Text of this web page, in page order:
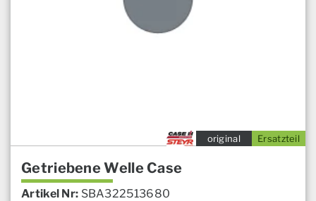
Ersatzteil
original
Getriebene Welle Case
Artikel Nr: SBA322513680